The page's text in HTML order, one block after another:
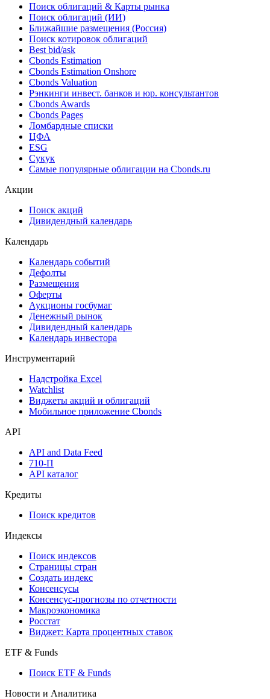
Поиск облигаций & Карты рынка
Поиск облигаций (ИИ)
Ближайшие размещения (Россия)
Поиск котировок облигаций
Best bid/ask
Cbonds Estimation
Cbonds Estimation Onshore
Cbonds Valuation
Рэнкинги инвест. банков и юр. консультантов
Cbonds Awards
Cbonds Pages
Ломбардные списки
ЦФА
ESG
Сукук
Самые популярные облигации на Cbonds.ru
Акции
Поиск акций
Дивидендный календарь
Календарь
Календарь событий
Дефолты
Размещения
Оферты
Аукционы госбумаг
Денежный рынок
Дивидендный календарь
Календарь инвестора
Инструментарий
Надстройка Excel
Watchlist
Виджеты акций и облигаций
Мобильное приложение Cbonds
API
API and Data Feed
710-П
API каталог
Кредиты
Поиск кредитов
Индексы
Поиск индексов
Страницы стран
Создать индекс
Консенсусы
Консенсус-прогнозы по отчетности
Макроэкономика
Росстат
Виджет: Карта процентных ставок
ETF & Funds
Поиск ETF & Funds
Новости и Аналитика